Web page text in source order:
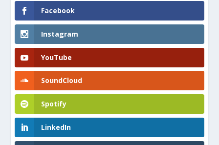
Facebook
Instagram
YouTube
SoundCloud
Spotify
LinkedIn